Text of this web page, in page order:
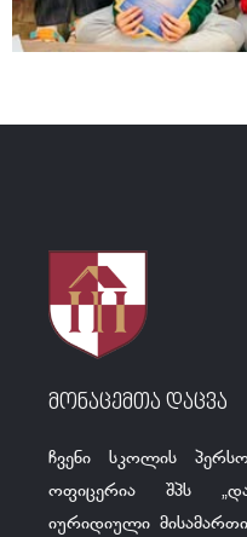
მონაცემთა დაცვა
ჩვენი სკოლის
ოფიცერია შპს
იურიდიული